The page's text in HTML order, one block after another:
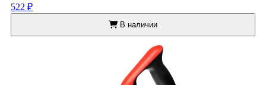
522 ₽
В наличии